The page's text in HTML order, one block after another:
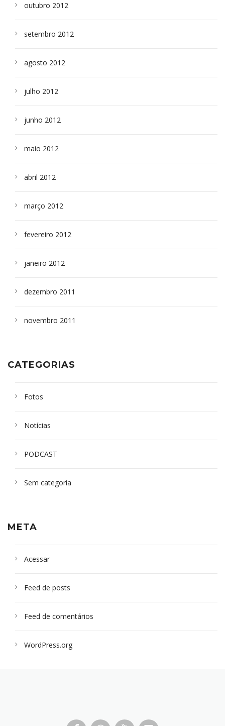
outubro 2012
setembro 2012
agosto 2012
julho 2012
junho 2012
maio 2012
abril 2012
março 2012
fevereiro 2012
janeiro 2012
dezembro 2011
novembro 2011
CATEGORIAS
Fotos
Notícias
PODCAST
Sem categoria
META
Acessar
Feed de posts
Feed de comentários
WordPress.org